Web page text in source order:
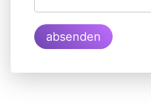
absenden